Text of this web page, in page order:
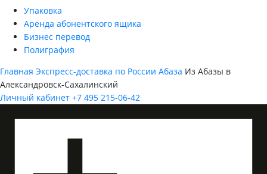
Упаковка
Аренда абонентского ящика
Бизнес перевод
Полиграфия
Главная Экспресс-доставка по России Абаза Из Абазы в
Александровск-Сахалинский
Личный кабинет +7 495 215-06-42